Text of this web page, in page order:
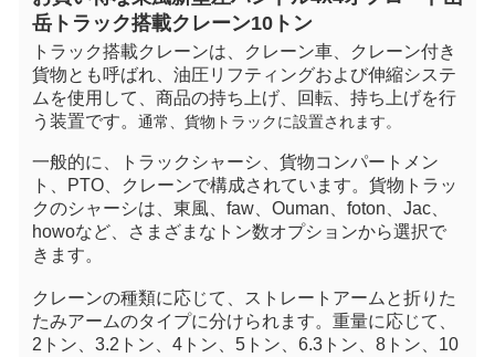
岳トラック搭載クレーン10トン
トラック搭載クレーンは、クレーン車、クレーン付き
貨物とも呼ばれ、油圧リフティングおよび伸縮システ
ムを使用して、商品の持ち上げ、回転、持ち上げを行
う装置です。 通常、貨物トラックに設置されます。
一般的に、トラックシャーシ、貨物コンパートメン
ト、PTO、クレーンで構成されています。貨物トラッ
クのシャーシは、東風、faw、Ouman、foton、Jac、
howoなど、さまざまなトン数オプションから選択で
きます。
クレーンの種類に応じて、ストレートアームと折りた
たみアームのタイプに分けられます。重量に応じて、
2トン、3.2トン、4トン、5トン、6.3トン、8トン、10